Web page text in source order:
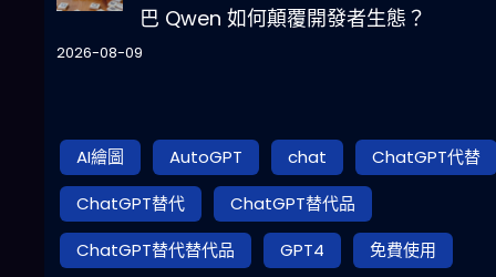
巴 Qwen 如何顛覆開發者生態？
2026-08-09
AI繪圖 AutoGPT chat
ChatGPT代替
ChatGPT替代
ChatGPT替代品
ChatGPT替代替代品
GPT4
免費使用